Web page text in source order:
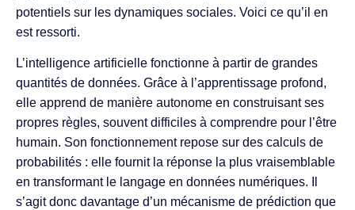
potentiels sur les dynamiques sociales. Voici ce qu’il en
est ressorti.
L’intelligence artificielle fonctionne à partir de grandes
quantités de données. Grâce à l’apprentissage profond,
elle apprend de manière autonome en construisant ses
propres règles, souvent difficiles à comprendre pour l’être
humain. Son fonctionnement repose sur des calculs de
probabilités : elle fournit la réponse la plus vraisemblable
en transformant le langage en données numériques. Il
s’agit donc davantage d’un mécanisme de prédiction que